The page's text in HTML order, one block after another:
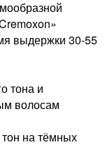
выдержки 30-55
тона и
волосам
на тёмных